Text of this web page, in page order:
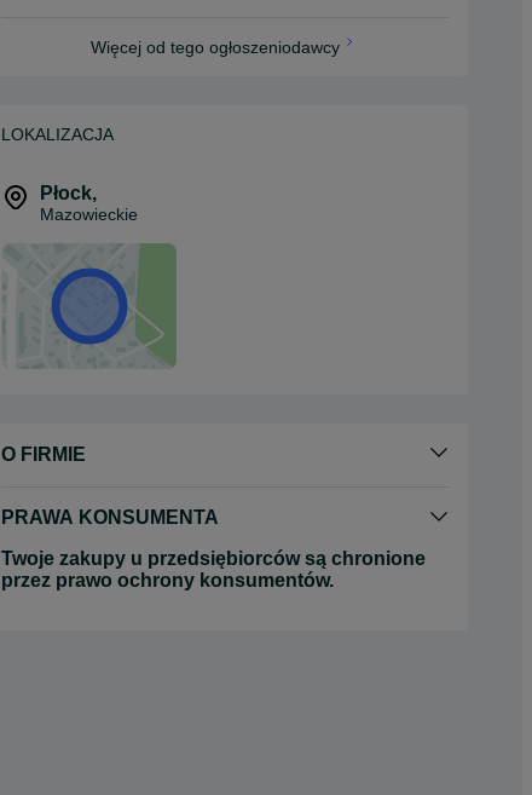
Więcej od tego ogłoszeniodawcy
LOKALIZACJA
Płock,
Mazowieckie
O FIRMIE
PRAWA KONSUMENTA
Twoje zakupy u przedsiębiorców są chronione
przez prawo ochrony konsumentów.